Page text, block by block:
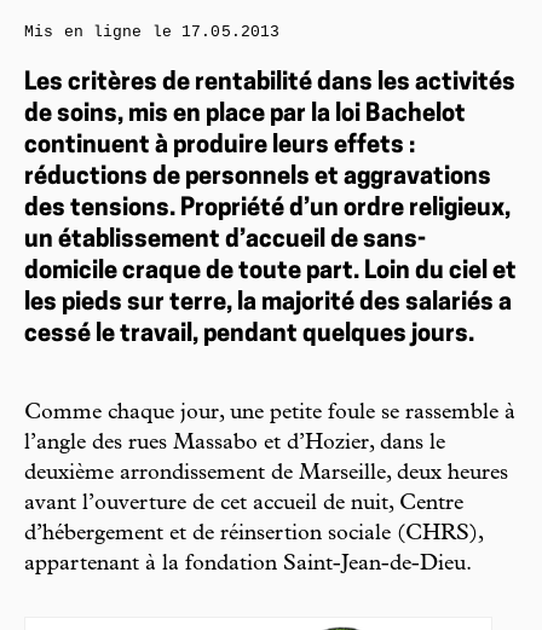
Les critères de rentabilité dans les activités
de soins, mis en place par la loi Bachelot
continuent à produire leurs effets :
réductions de personnels et aggravations
des tensions. Propriété d’un ordre religieux,
un établissement d’accueil de sans-
domicile craque de toute part. Loin du ciel et
les pieds sur terre, la majorité des salariés a
cessé le travail, pendant quelques jours.
Comme chaque jour, une petite foule se rassemble à
l’angle des rues Massabo et d’Hozier, dans le
deuxième arrondissement de Marseille, deux heures
avant l’ouverture de cet accueil de nuit, Centre
d’hébergement et de réinsertion sociale (CHRS),
appartenant à la fondation Saint-Jean-de-Dieu.
Mis en ligne le 17.05.2013